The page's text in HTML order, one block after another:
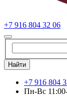
+7 916 804 32 06
Найти
+7 916 804
Пн-Вс